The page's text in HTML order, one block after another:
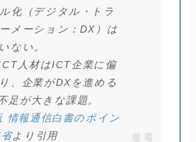
化（デジタル・トラ
メーション：DX）は
ない。
人材はICT企業に偏
、企業がDXを進める
足が大きな課題。
情報通信白書のポイン
より引用